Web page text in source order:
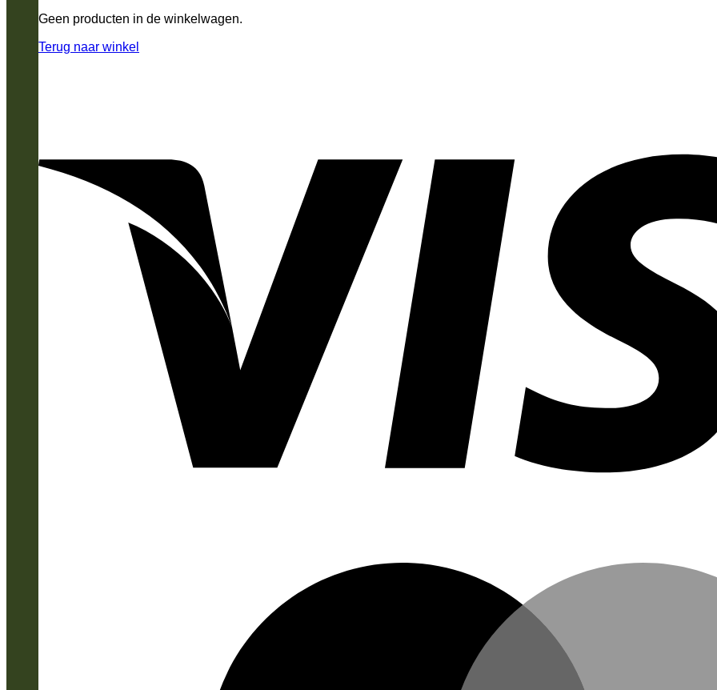
Geen producten in de winkelwagen.
Terug naar winkel